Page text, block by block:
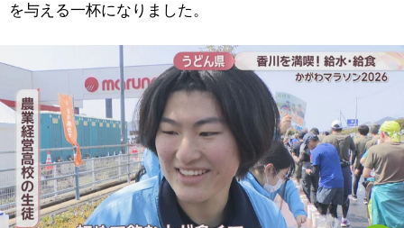
を与える一杯になりました。